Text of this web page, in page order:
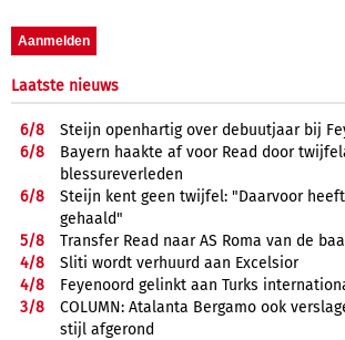
Laatste nieuws
6/8
Steijn openhartig over debuutjaar bij
6/8
Bayern haakte af voor Read door
blessureverleden
6/8
Steijn kent geen twijfel: "Daarvoor
gehaald"
5/8
Transfer Read naar AS Roma van de
4/8
Sliti wordt verhuurd aan Excelsior
4/8
Feyenoord gelinkt aan Turks
3/8
COLUMN: Atalanta Bergamo ook
stijl afgerond